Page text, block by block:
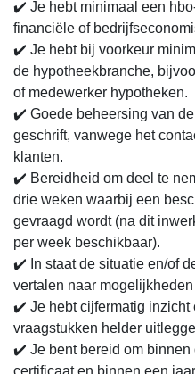
✔️ Je hebt minimaal een
financiële of
✔️ Je hebt bij voorkeur
de hypotheekbranche,
of medewerker hypotheken.
✔️ Goede beheersing van
geschrift, vanwege het
klanten.
✔️ Bereidheid om deel te
drie weken waarbij een
gevraagd wordt (na dit
per week beschikbaar).
✔️ In staat de situatie en/of
vertalen naar
✔️ Je hebt cijfermatig inzicht
vraagstukken helder
✔️ Je bent bereid om binnen